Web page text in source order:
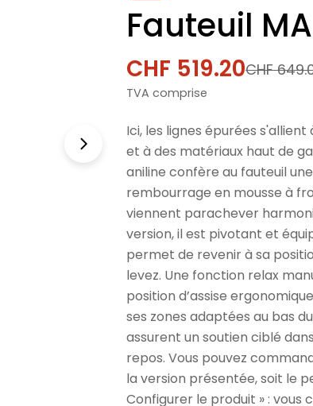
Fauteuil
Prix
de
vente
CHF 519.20
Prix
normal
CHF
TVA comprise
Ici, les lignes épurées
et à des matériaux haut de
aniline confère au fauteuil
rembourrage en mousse à
viennent parachever
version, il est pivotant et
permet de revenir à sa
levez. Une fonction relax
position d’assise
ses zones adaptées au bas
assurent un soutien ciblé
repos. Vous pouvez
la version présentée, soit le
Configurer le produit » : vous